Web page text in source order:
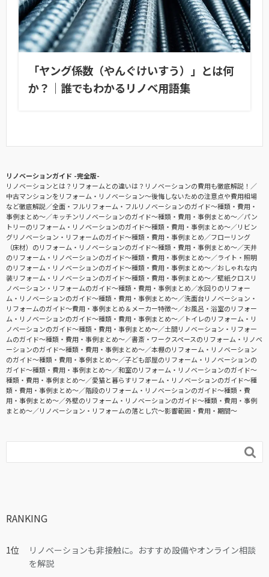
「ヤング係数（やんぐけいすう）」とは何
か？｜誰でもわかるリノベ用語集
リノベーションガイド -完全版-
リノベーションとは？リフォームとの違いは？リノベーションの費用も徹底解説！
中古マンションをリフォーム・リノベーション〜後悔しないための注意点や費用相場
など徹底解説
全面・フルリフォーム・フルリノベーションのガイド〜種類・費用・
事例まとめ〜
キッチンリノベーションのガイド〜種類・費用・事例まとめ〜
パン
トリーのリフォーム・リノベーションのガイド〜種類・費用・事例まとめ〜
リビン
グリノベーション・リフォームのガイド〜種類・費用・事例まとめ
フローリング
（床材）のリフォーム・リノベーションのガイド〜種類・費用・事例まとめ〜
天井
のリフォーム・リノベーションのガイド〜種類・費用・事例まとめ〜
ライト・照明
のリフォーム・リノベーションのガイド〜種類・費用・事例まとめ〜
おしゃれな内
装リフォーム・リノベーションのガイド〜種類・費用・事例まとめ〜
壁紙クロスリ
ノベーション・リフォームのガイド〜種類・費用・事例まとめ
水回りのリフォー
ム・リノベーションのガイド〜種類・費用・事例まとめ〜
洗面台リノベーション・
リフォームのガイド〜費用・事例まとめ＆メーカー特徴〜
お風呂・浴室のリフォー
ム・リノベーションのガイド〜種類・費用・事例まとめ〜
トイレのリフォーム・リ
ノベーションのガイド〜種類・費用・事例まとめ〜
土間リノベーション・リフォー
ムのガイド〜種類・費用・事例まとめ〜
書斎・ワークスペースのリフォーム・リノベ
ーションのガイド〜種類・費用・事例まとめ〜
本棚のリフォーム・リノベーション
のガイド〜種類・費用・事例まとめ〜
子ども部屋のリフォーム・リノベーションの
ガイド〜種類・費用・事例まとめ〜
和室のリフォーム・リノベーションのガイド〜
種類・費用・事例まとめ〜
愛猫と暮らすリフォーム・リノベーションのガイド〜種
類・費用・事例まとめ〜
階段のリフォーム・リノベーションのガイド〜種類・費
用・事例まとめ〜
外壁のリフォーム・リノベーションのガイド〜種類・費用・事例
まとめ〜
リノベーション・リフォームの落とし穴～影響範囲・費用・期間～

RANKING
リノベーションも非接触に。おすすめ設備やオンライン相談
を解説